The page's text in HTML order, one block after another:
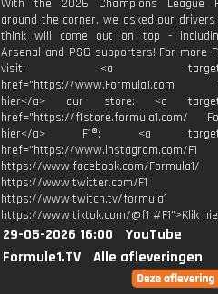
With the 2026 Champions League
around the corner, we asked our
think will come out on top -
Arsenal and PSG supporters! For more
visit: <a
href="https://www.Formula1.com
hier</a> our store: <a
href="https://f1store.formula1.com/
hier</a> F1®: <a
href="https://www.instagram.com/F1
https://www.facebook.com/Formula1/
https://www.twitter.com/F1
https://www.twitch.tv/formula1
https://www.tiktok.com/@f1 #F1">Klik
29-05-2026 16:00
YouTube
Formule1.TV
Alle afleveringen